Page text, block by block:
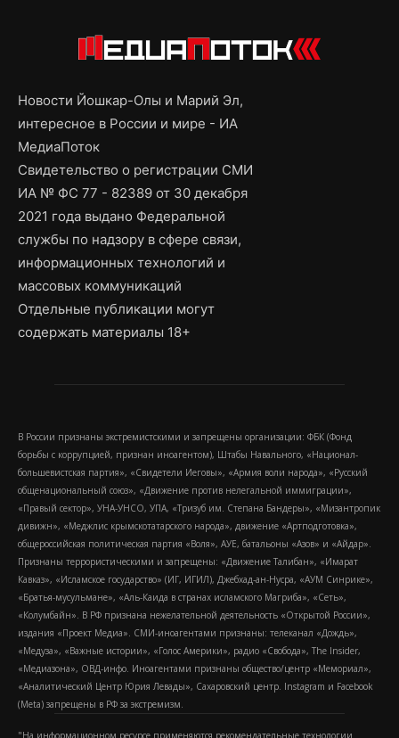
Новости Йошкар-Олы и Марий Эл,
интересное в России и мире - ИА
МедиаПоток
Свидетельство о регистрации СМИ
ИА № ФС 77 - 82389 от 30 декабря
2021 года выдано Федеральной
службы по надзору в сфере связи,
информационных технологий и
массовых коммуникаций
Отдельные публикации могут
содержать материалы 18+
В России признаны экстремистскими и запрещены организации: ФБК (Фонд
борьбы с коррупцией, признан иноагентом), Штабы Навального, «Национал-
большевистская партия», «Свидетели Иеговы», «Армия воли народа», «Русский
общенациональный союз», «Движение против нелегальной иммиграции»,
«Правый сектор», УНА-УНСО, УПА, «Тризуб им. Степана Бандеры», «Мизантропик
дивижн», «Меджлис крымскотатарского народа», движение «Артподготовка»,
общероссийская политическая партия «Воля», АУЕ, батальоны «Азов» и «Айдар».
Признаны террористическими и запрещены: «Движение Талибан», «Имарат
Кавказ», «Исламское государство» (ИГ, ИГИЛ), Джебхад-ан-Нусра, «АУМ Синрике»,
«Братья-мусульмане», «Аль-Каида в странах исламского Магриба», «Сеть»,
«Колумбайн». В РФ признана нежелательной деятельность «Открытой России»,
издания «Проект Медиа». СМИ-иноагентами признаны: телеканал «Дождь»,
«Медуза», «Важные истории», «Голос Америки», радио «Свобода», The Insider,
«Медиазона», ОВД-инфо. Иноагентами признаны общество/центр «Мемориал»,
«Аналитический Центр Юрия Левады», Сахаровский центр. Instagram и Facebook
(Metа) запрещены в РФ за экстремизм.
"На информационном ресурсе применяются рекомендательные технологии